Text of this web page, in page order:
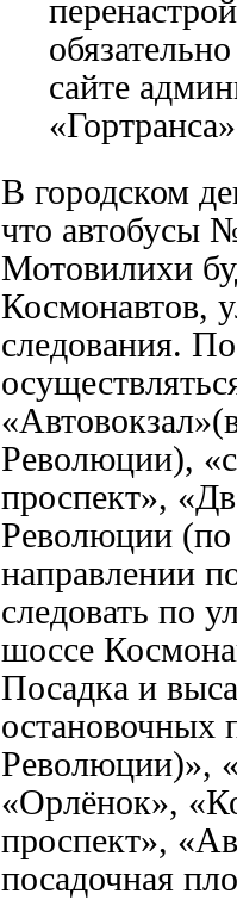
сайте
«Гортранса»
В городском
что автобусы
Мотовилихи
Космонавтов,
следования.
«Автовокзал»
Революции), «с
проспект», «
Революции
направлении
следовать по
шоссе
Посадка и
остановочных
Революции)»,
«Орлёнок», «
проспект», «
посадочная